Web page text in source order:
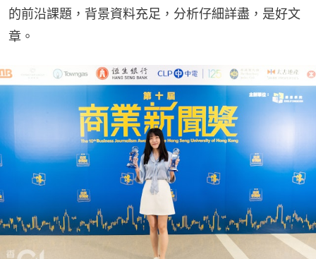
的前沿課題，背景資料充足，分析仔細詳盡，是好文
章。